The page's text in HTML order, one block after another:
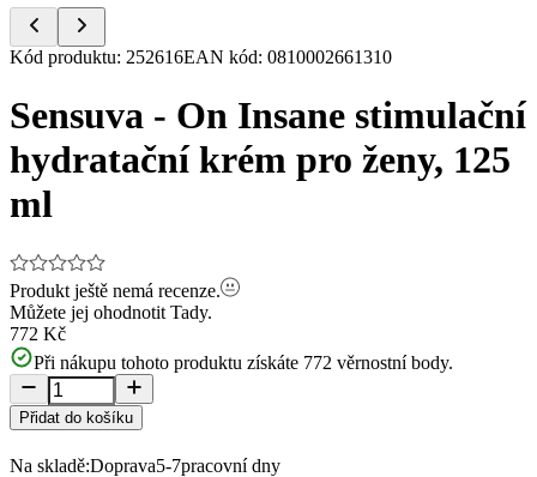
Item
of
2
Kód produktu: 252616EAN kód: 0810002661310
Sensuva - On Insane stimulační
hydratační krém pro ženy, 125
ml
Produkt ještě nemá recenze.
Můžete jej ohodnotit Tady.
772 Kč
Při nákupu tohoto produktu získáte 772 věrnostní body.
Přidat do košíku
Na skladě:Doprava5-7pracovní dny